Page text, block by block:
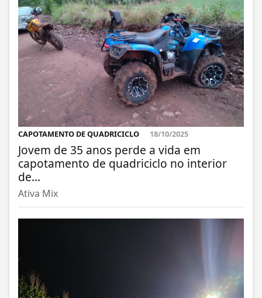
CAPOTAMENTO DE QUADRICICLO 18/10/2025
Jovem de 35 anos perde a vida em
capotamento de quadriciclo no interior
de...
Ativa Mix